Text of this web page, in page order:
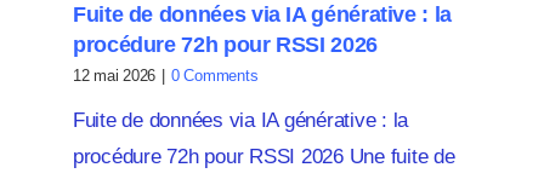
Fuite de données via IA générative : la
procédure 72h pour RSSI 2026
12 mai 2026 | 0 Comments
Fuite de données via IA générative : la
procédure 72h pour RSSI 2026 Une fuite de